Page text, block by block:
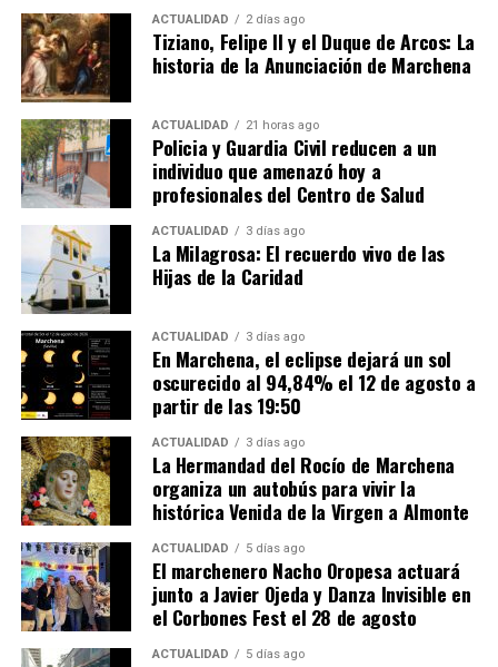
ACTUALIDAD 2 días ago
Tiziano, Felipe II y el Duque de Arcos: La
historia de la Anunciación de Marchena
ACTUALIDAD 21 horas ago
Policia y Guardia Civil reducen a un
individuo que amenazó hoy a
profesionales del Centro de Salud
ACTUALIDAD 3 días ago
La Milagrosa: El recuerdo vivo de las
Hijas de la Caridad
ACTUALIDAD 3 días ago
En Marchena, el eclipse dejará un sol
oscurecido al 94,84% el 12 de agosto a
partir de las 19:50
ACTUALIDAD 3 días ago
La Hermandad del Rocío de Marchena
organiza un autobús para vivir la
histórica Venida de la Virgen a Almonte
ACTUALIDAD 5 días ago
El marchenero Nacho Oropesa actuará
junto a Javier Ojeda y Danza Invisible en
el Corbones Fest el 28 de agosto
ACTUALIDAD 5 días ago